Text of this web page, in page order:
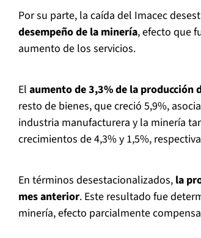
Por su parte, la caída del Imacec
desempeño de la minería, efecto que
aumento de los servicios.
El aumento de 3,3% de la producción
resto de bienes, que creció 5,9%,
industria manufacturera y la minería
crecimientos de 4,3% y 1,5%,
En términos desestacionalizados, la
mes anterior. Este resultado fue
minería, efecto parcialmente